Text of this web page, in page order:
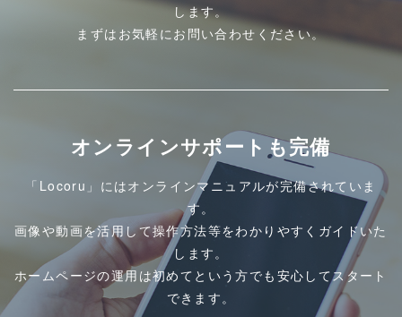
します。
まずはお気軽にお問い合わせください。
オンラインサポートも完備
「Locoru」にはオンラインマニュアルが完備されていま
す。
画像や動画を活用して操作方法等をわかりやすくガイドいた
します。
ホームページの運用は初めてという方でも安心してスタート
できます。